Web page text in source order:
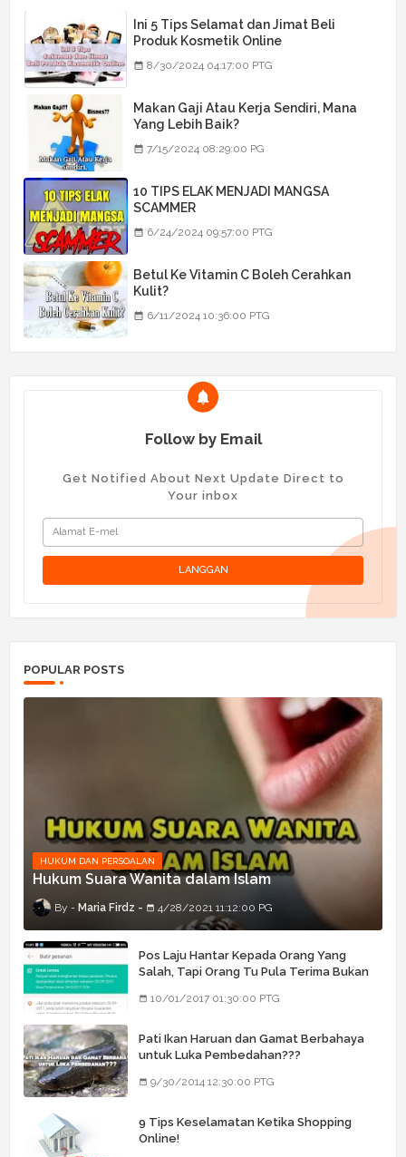
Ini 5 Tips Selamat dan Jimat Beli
Produk Kosmetik Online
8/30/2024 04:17:00 PTG
Makan Gaji Atau Kerja Sendiri, Mana
Yang Lebih Baik?
7/15/2024 08:29:00 PG
10 TIPS ELAK MENJADI MANGSA
SCAMMER
6/24/2024 09:57:00 PTG
Betul Ke Vitamin C Boleh Cerahkan
Kulit?
6/11/2024 10:36:00 PTG
Follow by Email
Get Notified About Next Update Direct to
Your inbox
POPULAR POSTS
HUKUM DAN PERSOALAN
Hukum Suara Wanita dalam Islam
Maria Firdz 4/28/2021 11:12:00 PG
Pos Laju Hantar Kepada Orang Yang
Salah, Tapi Orang Tu Pula Terima Bukan
10/01/2017 01:30:00 PTG
Pati Ikan Haruan dan Gamat Berbahaya
untuk Luka Pembedahan???
9/30/2014 12:30:00 PTG
9 Tips Keselamatan Ketika Shopping
Online!